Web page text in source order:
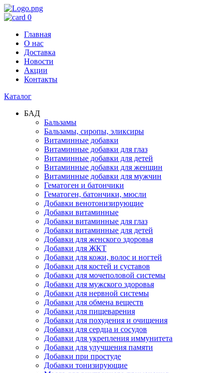
0
Главная
О нас
Доставка
Новости
Акции
Контакты
Каталог
БАД
Бальзамы
Бальзамы, сиропы, эликсиры
Витаминные добавки
Витаминные добавки для глаз
Витаминные добавки для детей
Витаминные добавки для женщин
Витаминные добавки для мужчин
Гематоген и батончики
Гематоген, батончики, мюсли
Добавки венотонизирующие
Добавки витаминные
Добавки витаминные для глаз
Добавки витаминные для детей
Добавки для женского здоровья
Добавки для ЖКТ
Добавки для кожи, волос и ногтей
Добавки для костей и суставов
Добавки для мочеполовой системы
Добавки для мужского здоровья
Добавки для нервной системы
Добавки для обмена веществ
Добавки для пищеварения
Добавки для похудения и очищения
Добавки для сердца и сосудов
Добавки для укрепления иммунитета
Добавки для улучшения памяти
Добавки при простуде
Добавки тонизирующие